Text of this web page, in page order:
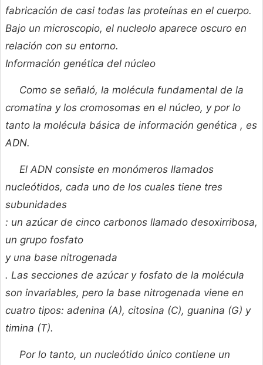
fabricación de casi todas las proteínas en el cuerpo.
Bajo un microscopio, el nucleolo aparece oscuro en
relación con su entorno.
Información genética del núcleo
Como se señaló, la molécula fundamental de la
cromatina y los cromosomas en el núcleo, y por lo
tanto la molécula básica de información genética , es
ADN.
El ADN consiste en monómeros llamados
nucleótidos, cada uno de los cuales tiene tres
subunidades
: un azúcar de cinco carbonos llamado desoxirribosa,
un grupo fosfato
y una base nitrogenada
. Las secciones de azúcar y fosfato de la molécula
son invariables, pero la base nitrogenada viene en
cuatro tipos: adenina (A), citosina (C), guanina (G) y
timina (T).
Por lo tanto, un nucleótido único contiene un